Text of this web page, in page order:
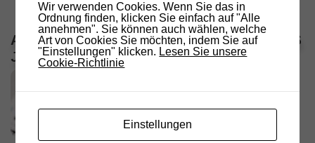
ALLE VERANSTALTUNGEN / TERMINE DES
JAHRES
Wir verwenden Cookies. Wenn Sie das in
Ordnung finden, klicken Sie einfach auf "Alle
annehmen". Sie können auch wählen, welche
Art von Cookies Sie möchten, indem Sie auf
"Einstellungen" klicken. Lesen Sie unsere
Cookie-Richtlinie
Einstellungen